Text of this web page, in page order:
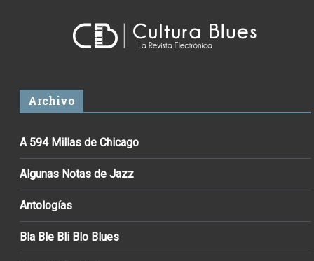
Archivo
A 594 Millas de Chicago
Algunas Notas de Jazz
Antologías
Bla Ble Bli Blo Blues